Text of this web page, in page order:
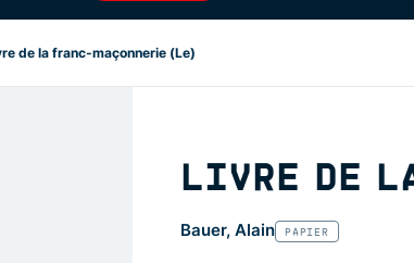
de la franc-maçonnerie (Le)
LIVRE DE
Bauer, Alain PAPIER